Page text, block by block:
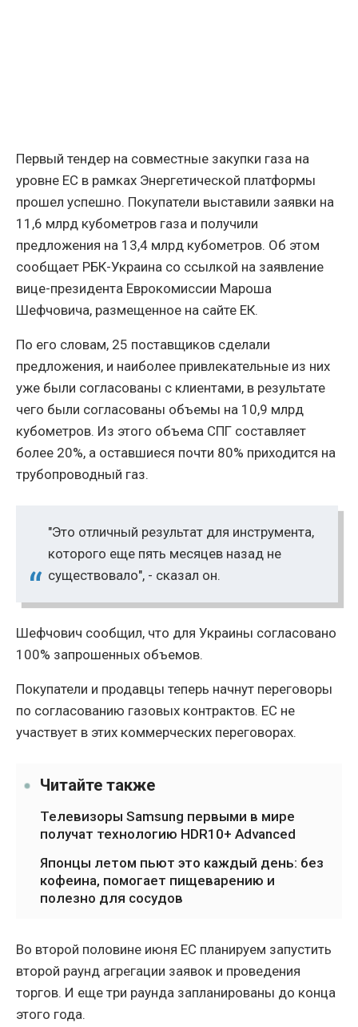
Первый тендер на совместные закупки газа на
уровне ЕС в рамках Энергетической платформы
прошел успешно. Покупатели выставили заявки на
11,6 млрд кубометров газа и получили
предложения на 13,4 млрд кубометров. Об этом
сообщает РБК-Украина со ссылкой на заявление
вице-президента Еврокомиссии Мароша
Шефчовича, размещенное на сайте ЕК.
По его словам, 25 поставщиков сделали
предложения, и наиболее привлекательные из них
уже были согласованы с клиентами, в результате
чего были согласованы объемы на 10,9 млрд
кубометров. Из этого объема СПГ составляет
более 20%, а оставшиеся почти 80% приходится на
трубопроводный газ.
"Это отличный результат для инструмента,
которого еще пять месяцев назад не
существовало", - сказал он.
Шефчович сообщил, что для Украины согласовано
100% запрошенных объемов.
Покупатели и продавцы теперь начнут переговоры
по согласованию газовых контрактов. ЕС не
участвует в этих коммерческих переговорах.
Читайте также
Телевизоры Samsung первыми в мире
получат технологию HDR10+ Advanced
Японцы летом пьют это каждый день: без
кофеина, помогает пищеварению и
полезно для сосудов
Во второй половине июня ЕС планируем запустить
второй раунд агрегации заявок и проведения
торгов. И еще три раунда запланированы до конца
этого года.